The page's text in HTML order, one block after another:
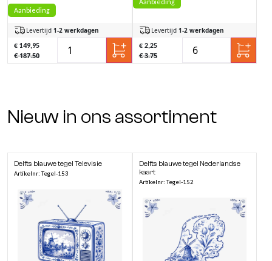
Aanbieding
Levertijd 1-2 werkdagen
€ 149,95
€ 187.50
Aanbieding
Levertijd 1-2 werkdagen
€ 2,25
€ 3.75
Nieuw in ons assortiment
Delfts blauwe tegel Televisie
Artikelnr: Tegel-153
Delfts blauwe tegel Nederlandse
kaart
Artikelnr: Tegel-152